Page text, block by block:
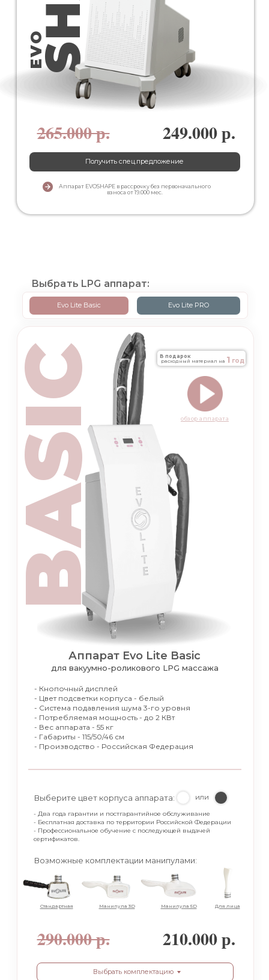
Получить cпец.предложение
Аппарат EVOSHAPE в рассрочку без первоначального
взноса от 19.000 мес.
EVO
265.000 р. 249.000 р.
Evo Lite PRO
Evo Lite Basic
Выбрать LPG аппарат:
Выбрать комплектацию
- Кнопочный дисплей
- Цвет подсветки корпуса - белый
- Система подавления шума 3-го уровня
- Потребляемая мощность - до 2 КВт
- Вес аппарата - 55 кг
- Габариты - 115/50/46 см
- Производство - Российская Федерация
- Два года гарантии и постгарантийное обслуживание
- Бесплатная доставка по территории Российской Федерации
- Профессиональное обучение с последующей выдачей
сертификатов.
для вакуумно-роликового LPG массажа
обзор аппарата
Аппарат Evo Lite Basic
BASIC
Выберите цвет корпуса аппарата: или
Возможные комплектации манипулами:
расходный материал на 1 год
В подарок
Манипула 3D Манипула 5D Для лица
Стандартная
290.000 р. 210.000 р.